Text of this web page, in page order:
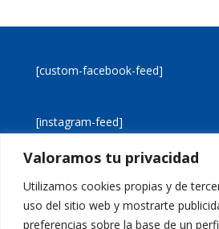
Valoramos tu privacidad
Utilizamos cookies propias y de
uso del sitio web y mostrarte
preferencias sobre la base de un
[custom-facebook-feed]
[instagram-feed]